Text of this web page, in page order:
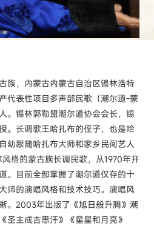
族，内蒙古内蒙古自治区锡林浩特
代表性项目多声部民歌（潮尔道-蒙
。锡林郭勒盟潮尔道协会会长，锡
。长调歌王哈扎布的侄子，也是哈
幼跟随哈扎布大师和家乡民间艺人
格的蒙古族长调民歌，从1970年开
。目前全部掌握了潮尔道仅存的十
师的演唱风格和技术技巧。演唱风
。2003年出版了《旭日般升腾》潮
圣主成吉思汗》《星星和月亮》